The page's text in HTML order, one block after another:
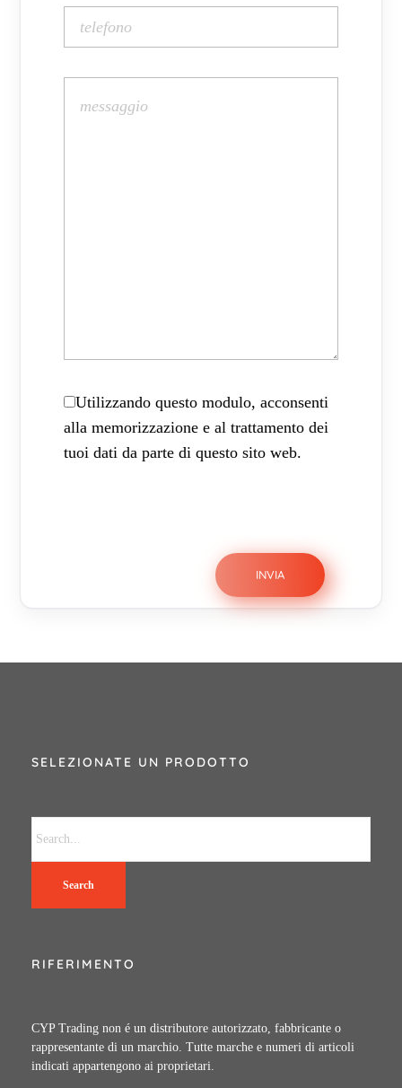
Utilizzando questo modulo, acconsenti
alla memorizzazione e al trattamento dei
tuoi dati da parte di questo sito web.
SELEZIONATE UN PRODOTTO
Search
RIFERIMENTO
CYP Trading non é un distributore autorizzato, fabbricante o
rappresentante di un marchio. Tutte marche e numeri di articoli
indicati appartengono ai proprietari.